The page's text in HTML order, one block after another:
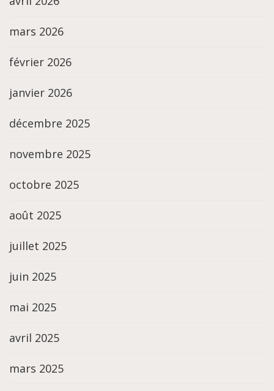
mars 2026
février 2026
janvier 2026
décembre 2025
novembre 2025
octobre 2025
août 2025
juillet 2025
juin 2025
mai 2025
avril 2025
mars 2025